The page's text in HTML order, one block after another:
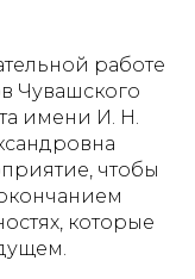
работе
Чувашского
имени И. Н.
чтобы
которые